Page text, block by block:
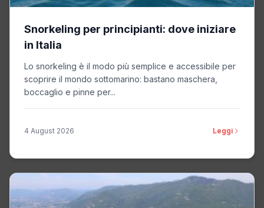
Snorkeling per principianti: dove iniziare
in Italia
Lo snorkeling è il modo più semplice e accessibile per
scoprire il mondo sottomarino: bastano maschera,
boccaglio e pinne per...
4 August 2026 Leggi